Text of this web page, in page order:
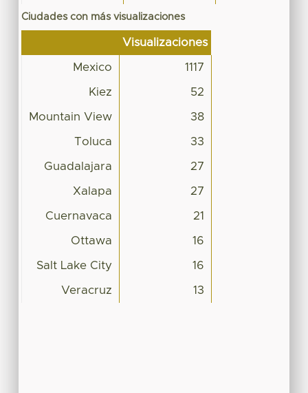
Ciudades con más visualizaciones
Visualizaciones
Mexico 1117
Kiez 52
Mountain View 38
Toluca 33
Guadalajara 27
Xalapa 27
Cuernavaca 21
Ottawa 16
Salt Lake City 16
Veracruz 13